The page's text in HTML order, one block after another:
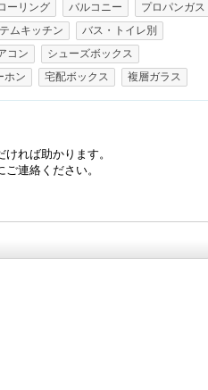
ーリング バルコニー
プロパンガス
ムキッチン
バス・トイレ別
コン
シューズボックス
ホン
宅配ボックス 複層ガラス
れば助かります。
連絡ください。